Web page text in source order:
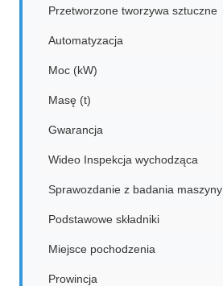
Przetworzone tworzywa sztuczne
Automatyzacja
Moc (kW)
Masę (t)
Gwarancja
Wideo Inspekcja wychodząca
Sprawozdanie z badania maszyny
Podstawowe składniki
Miejsce pochodzenia
Prowincja